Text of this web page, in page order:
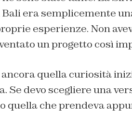
era semplicemente
esperienze. Non
un progetto così
quella curiosità
Se devo scegliere una
quella che prendeva